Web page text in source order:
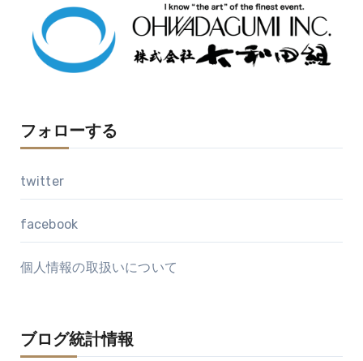
フォローする
twitter
facebook
個人情報の取扱いについて
ブログ統計情報